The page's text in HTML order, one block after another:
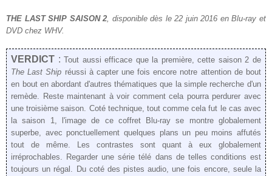
THE LAST SHIP SAISON2, disponible dès le 22 juin 2016 en Blu-ray et
DVD chez WHV.
VERDICT :Tout aussi efficace que la première, cette saison2 de
The Last Ship réussi à capter une fois encore notre attention de bout
en bout en abordant d'autres thématiques que la simple recherche d'un
remède. Reste maintenant à voir comment cela pourra perdurer avec
unetroisième saison. Coté technique, tout comme cela fut le cas avec
la saison 1,
l'image de ce coffret Blu-ray se montre globalement
superbe, avec ponctuellement quelques plans un peu moins affutés
tout de même. Les contrastes sont quant à eux globalement
irréprochables. Regarderune série télé dans de telles conditions est
toujoursun régal . Du coté des pistes audio, une fois encore, seule la